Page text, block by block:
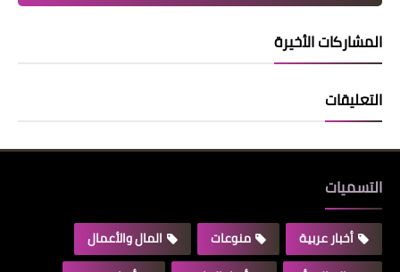
المشاركات الأخيرة
التعليقات
التسميات
أخبار عربية منوعات
المال والأعمال